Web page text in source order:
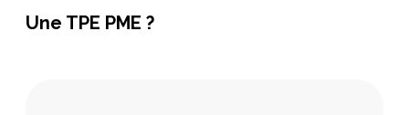
Une TPE PME ?